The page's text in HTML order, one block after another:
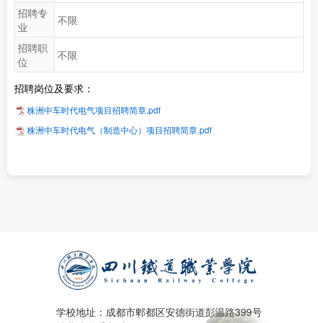
招聘专
业
不限
招聘职
位
不限
招聘岗位及要求：
株洲中车时代电气项目招聘简章.pdf
株洲中车时代电气（制造中心）项目招聘简章.pdf
学校地址：成都市郫都区安德街道彭温路399号